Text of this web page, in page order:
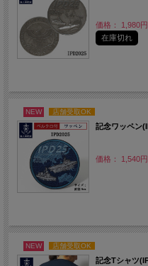
価格： 1,980
在庫切れ
NEW 店舗受取OK
記念ワッペン
価格： 1,540
NEW 店舗受取OK
記念Tシャツ